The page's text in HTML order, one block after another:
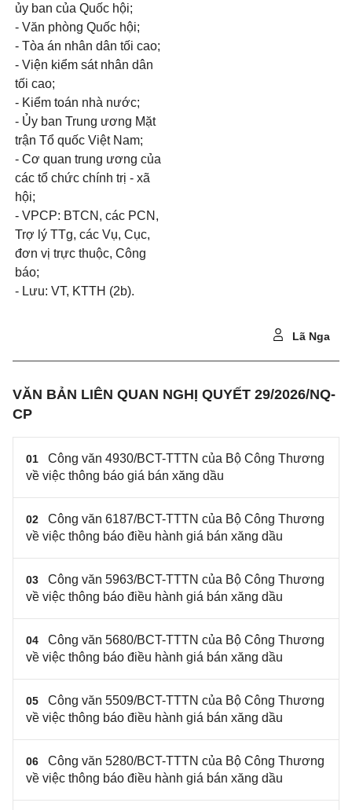
ủy ban của Quốc hội;
- Văn phòng Quốc hội;
- Tòa án nhân dân tối cao;
- Viện kiểm sát nhân dân
tối cao;
- Kiểm toán nhà nước;
- Ủy ban Trung ương Mặt
trận Tổ quốc Việt Nam;
- Cơ quan trung ương của
các tổ chức chính trị - xã
hội;
- VPCP: BTCN, các PCN,
Trợ lý TTg, các Vụ, Cục,
đơn vị trực thuộc, Công
báo;
- Lưu: VT, KTTH (2b).
Lã Nga
VĂN BẢN LIÊN QUAN NGHỊ QUYẾT 29/2026/NQ-
CP
01
Công văn 4930/BCT-TTTN của Bộ Công Thương
về việc thông báo giá bán xăng dầu
02
Công văn 6187/BCT-TTTN của Bộ Công Thương
về việc thông báo điều hành giá bán xăng dầu
03
Công văn 5963/BCT-TTTN của Bộ Công Thương
về việc thông báo điều hành giá bán xăng dầu
04
Công văn 5680/BCT-TTTN của Bộ Công Thương
về việc thông báo điều hành giá bán xăng dầu
05
Công văn 5509/BCT-TTTN của Bộ Công Thương
về việc thông báo điều hành giá bán xăng dầu
06
Công văn 5280/BCT-TTTN của Bộ Công Thương
về việc thông báo điều hành giá bán xăng dầu